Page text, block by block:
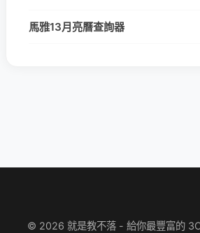
馬雅13月亮曆查詢器
© 2026 就是教不落 - 給你最豐富的